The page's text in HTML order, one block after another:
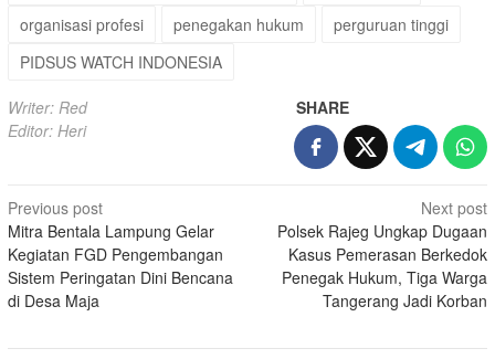
organisasi profesi
penegakan hukum
perguruan tinggi
PIDSUS WATCH INDONESIA
Writer: Red
Editor: Heri
SHARE
Post
navigation
Previous post
Mitra Bentala Lampung Gelar
Kegiatan FGD Pengembangan
Sistem Peringatan Dini Bencana
di Desa Maja
Next post
Polsek Rajeg Ungkap Dugaan
Kasus Pemerasan Berkedok
Penegak Hukum, Tiga Warga
Tangerang Jadi Korban